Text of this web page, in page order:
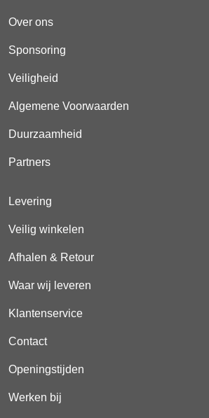
Over ons
Sponsoring
Veiligheid
Algemene Voorwaarden
Duurzaamheid
Partners
Levering
Veilig winkelen
Afhalen & Retour
Waar wij leveren
Klantenservice
Contact
Openingstijden
Werken bij